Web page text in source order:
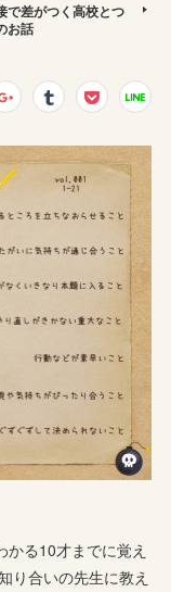
で差がつく高校とつ
お話
る10才までに覚え
り合いの先生に教え